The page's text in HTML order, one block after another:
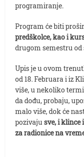
programiranje.
Program će biti
predškolce, kao i
drugom semestru od
Upis je u ovom
od 18. Februara i iz
više, u nekoliko
da dođu, probaju,
malo više, dok će
pozivajusve, i klince
za radionice na